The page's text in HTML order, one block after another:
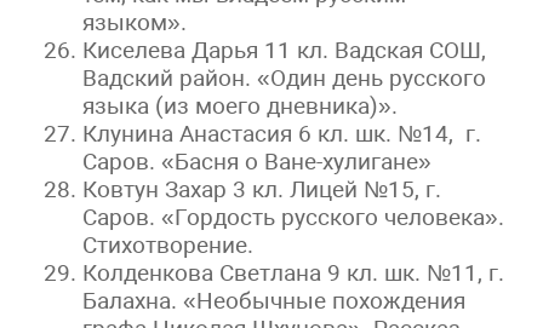
языком».
Киселева Дарья 11 кл. Вадская СОШ,
Вадский район. «Один день русского
языка (из моего дневника)».
Клунина Анастасия 6 кл. шк. №14, г.
Саров. «Басня о Ване-хулигане»
Ковтун Захар 3 кл. Лицей №15, г.
Саров. «Гордость русского человека».
Стихотворение.
Колденкова Светлана 9 кл. шк. №11, г.
Балахна. «Необычные похождения